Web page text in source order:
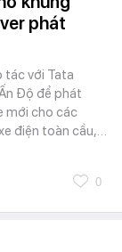
phát
tác với Tata
Độ để phát
mới cho các
điện toàn cầu,…
0